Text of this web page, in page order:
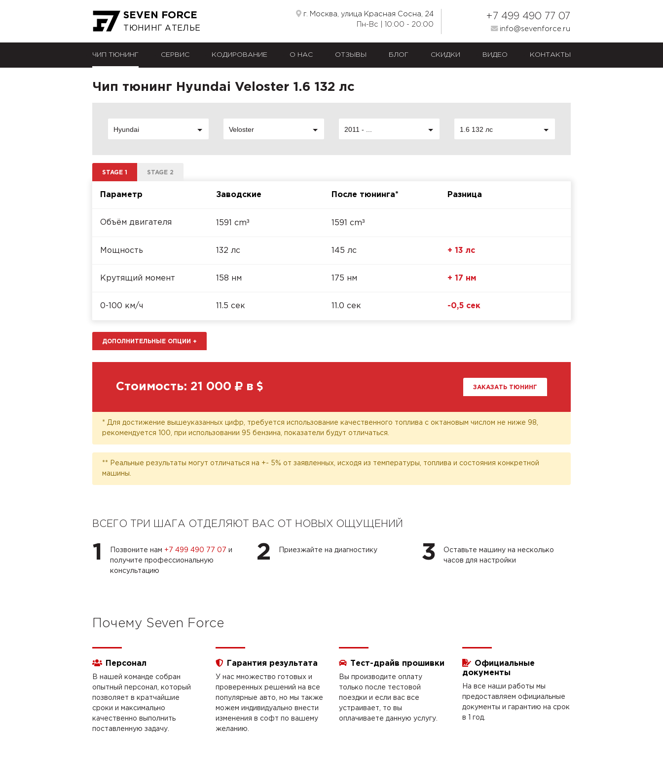
SEVEN FORCE
ТЮНИНГ АТЕЛЬЕ
г. Москва, улица Красная Сосна, 24
Пн-Вс | 10:00 - 20:00
+7 499 490 77 07
info@sevenforce.ru
ЧИП ТЮНИНГ СЕРВИС КОДИРОВАНИЕ О НАС ОТЗЫВЫ БЛОГ СКИДКИ ВИДЕО КОНТАКТЫ
Чип тюнинг Hyundai Veloster 1.6 132 лс
Hyundai Veloster 2011 - ... 1.6 132 лс
STAGE 1 STAGE 2
Параметр Заводские После тюнинга* Разница
Объём двигателя 1591 cm³ 1591 cm³
Мощность 132 лс 145 лс + 13 лс
Крутящий момент 158 нм 175 нм + 17 нм
0-100 км/ч 11.5 сек 11.0 сек -0,5 сек
ДОПОЛНИТЕЛЬНЫЕ ОПЦИИ +
Стоимость: 21 000 в ЗАКАЗАТЬ ТЮНИНГ
* Для достижение вышеуказанных цифр, требуется использование качественного топлива с октановым числом не ниже 98,
рекомендуется 100, при использовании 95 бензина, показатели будут отличаться.
** Реальные результаты могут отличаться на +- 5% от заявленных, исходя из температуры, топлива и состояния конкретной
машины.
ВСЕГО ТРИ ШАГА ОТДЕЛЯЮТ ВАС ОТ НОВЫХ ОЩУЩЕНИЙ
1 Позвоните нам +7 499 490 77 07
и
получите профессиональную
консультацию
2 Приезжайте на диагностику 3
Оставьте машину на несколько
часов для настройки
Почему Seven Force
Персонал
В нашей команде собран
опытный персонал, который
позволяет в кратчайшие
сроки и максимально
качественно выполнить
поставленную задачу.
Гарантия результата
У нас множество готовых и
проверенных решений на все
популярные авто, но мы также
можем индивидуально внести
изменения в софт по вашему
желанию.
Тест-драйв прошивки
Вы производите оплату
только после тестовой
поездки и если вас все
устраивает, то вы
оплачиваете данную услугу.
Официальные
документы
На все наши работы мы
предоставляем официальные
документы и гарантию на срок
в 1 год.